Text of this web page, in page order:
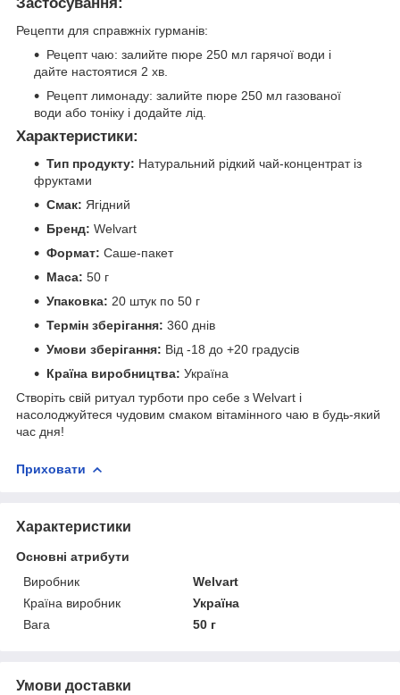
Рецепти для справжніх гурманів:
Рецепт чаю: залийте пюре 250 мл гарячої води і
дайте настоятися 2 хв.
Рецепт лимонаду: залийте пюре 250 мл газованої
води або тоніку і додайте лід.
Характеристики:
Тип продукту: Натуральний рідкий чай-концентрат із
фруктами
Смак: Ягідний
Бренд: Welvart
Формат: Саше-пакет
Маса: 50 г
Упаковка: 20 штук по 50 г
Термін зберігання: 360 днів
Умови зберігання: Від -18 до +20 градусів
Країна виробництва: Україна
Створіть свій ритуал турботи про себе з Welvart і
насолоджуйтеся чудовим смаком вітамінного чаю в будь-який
час дня!
Приховати
Характеристики
Основні атрибути
Виробник
Welvart
Країна виробник
Україна
Вага
50 г
Умови доставки